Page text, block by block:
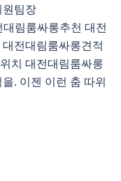
원팀장
림룸싸롱추천 대전
전대림룸싸롱견적
치 대전대림룸싸롱
. 이젠 이런 춤 따위